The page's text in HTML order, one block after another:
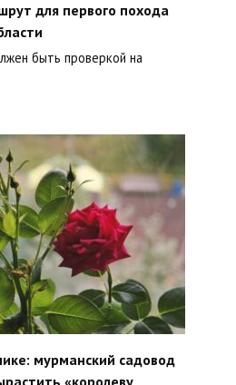
для первого похода
быть проверкой на
мурманский садовод